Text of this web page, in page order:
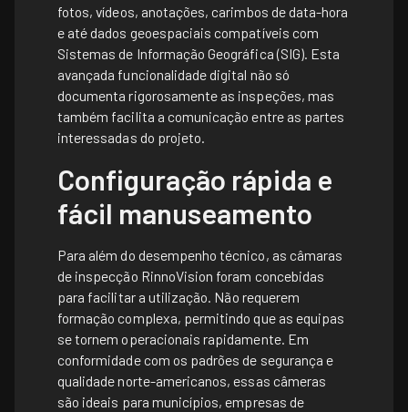
fotos, vídeos, anotações, carimbos de data-hora
e até dados geoespaciais compatíveis com
Sistemas de Informação Geográfica (SIG). Esta
avançada funcionalidade digital não só
documenta rigorosamente as inspeções, mas
também facilita a comunicação entre as partes
interessadas do projeto.
Configuração rápida e
fácil manuseamento
Para além do desempenho técnico, as câmaras
de inspecção RinnoVision foram concebidas
para facilitar a utilização. Não requerem
formação complexa, permitindo que as equipas
se tornem operacionais rapidamente. Em
conformidade com os padrões de segurança e
qualidade norte-americanos, essas câmeras
são ideais para municípios, empresas de